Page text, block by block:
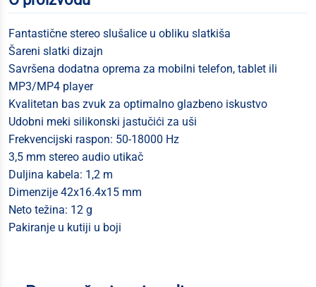
Fantastične stereo slušalice u obliku slatkiša
Šareni slatki dizajn
Savršena dodatna oprema za mobilni telefon, tablet ili
MP3/MP4 player
Kvalitetan bas zvuk za optimalno glazbeno iskustvo
Udobni meki silikonski jastučići za uši
Frekvencijski raspon: 50-18000 Hz
3,5 mm stereo audio utikač
Duljina kabela: 1,2 m
Dimenzije 42x16.4x15 mm
Neto težina: 12 g
Pakiranje u kutiji u boji